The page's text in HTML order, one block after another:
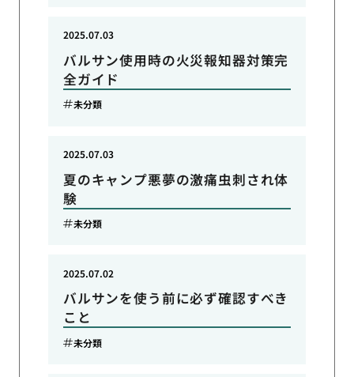
バルサン使用時の火災報知器対策完
全ガイド
2025.07.03
未分類
夏のキャンプ悪夢の激痛虫刺され体
験
2025.07.03
未分類
バルサンを使う前に必ず確認すべき
こと
2025.07.02
未分類